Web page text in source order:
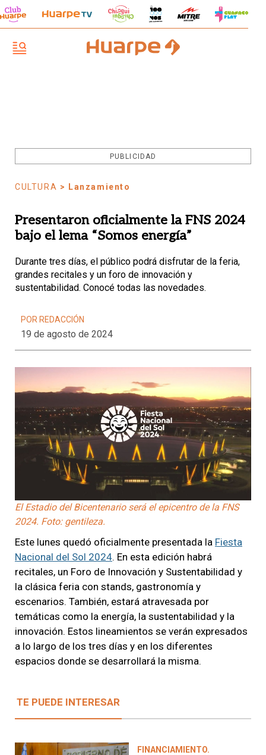
PUBLICIDAD
CULTURA > Lanzamiento
Presentaron oficialmente la FNS 2024
bajo el lema “Somos energía”
Durante tres días, el público podrá disfrutar de la feria,
grandes recitales y un foro de innovación y
sustentabilidad. Conocé todas las novedades.
POR REDACCIÓN
19 de agosto de 2024
El Estadio del Bicentenario será el epicentro de la FNS
2024. Foto: gentileza.
Este lunes quedó oficialmente presentada la Fiesta
Nacional del Sol 2024. En esta edición habrá
recitales, un Foro de Innovación y Sustentabilidad y
la clásica feria con stands, gastronomía y
escenarios. También, estará atravesada por
temáticas como la energía, la sustentabilidad y la
innovación. Estos lineamientos se verán expresados
a lo largo de los tres días y en los diferentes
espacios donde se desarrollará la misma.
TE PUEDE INTERESAR
FINANCIAMIENTO.